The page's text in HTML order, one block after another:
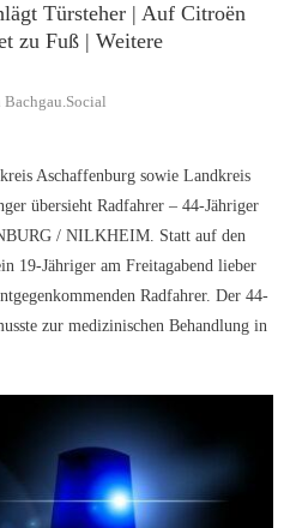
Türsteher | Auf Citroën
zu Fuß | Weitere
Aschaffenburg sowie Landkreis
übersieht Radfahrer – 44-Jähriger
/ NILKHEIM. Statt auf den
19-Jähriger am Freitagabend lieber
Radfahrer. Der 44-
zur medizinischen Behandlung in